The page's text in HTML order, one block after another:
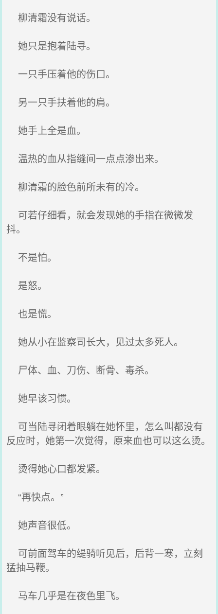
柳清霜没有说话。
她只是抱着陆寻。
一只手压着他的伤口。
另一只手扶着他的肩。
她手上全是血。
温热的血从指缝间一点点渗出来。
柳清霜的脸色前所未有的冷。
可若仔细看，就会发现她的手指在微微发
抖。
不是怕。
是怒。
也是慌。
她从小在监察司长大，见过太多死人。
尸体、血、刀伤、断骨、毒杀。
她早该习惯。
可当陆寻闭着眼躺在她怀里，怎么叫都没有
反应时，她第一次觉得，原来血也可以这么烫。
烫得她心口都发紧。
“再快点。”
她声音很低。
可前面驾车的缇骑听见后，后背一寒，立刻
猛抽马鞭。
马车几乎是在夜色里飞。